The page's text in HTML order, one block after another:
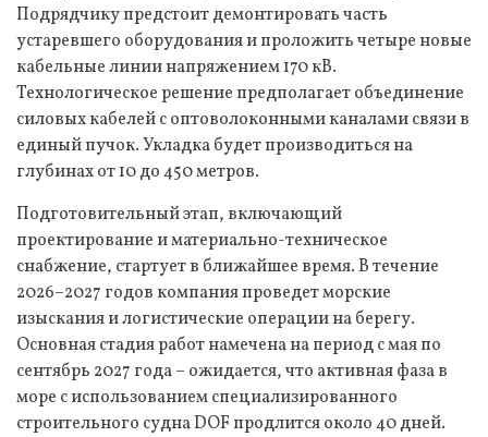
Подрядчику предстоит демонтировать часть
устаревшего оборудования и проложить четыре новые
кабельные линии напряжением 170 кВ.
Технологическое решение предполагает объединение
силовых кабелей с оптоволоконными каналами связи в
единый пучок. Укладка будет производиться на
глубинах от 10 до 450 метров.
Подготовительный этап, включающий
проектирование и материально-техническое
снабжение, стартует в ближайшее время. В течение
2026–2027 годов компания проведет морские
изыскания и логистические операции на берегу.
Основная стадия работ намечена на период с мая по
сентябрь 2027 года – ожидается, что активная фаза в
море с использованием специализированного
строительного судна DOF продлится около 40 дней.